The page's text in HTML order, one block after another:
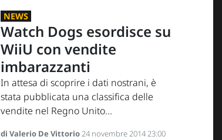
NEWS
Watch Dogs esordisce su
WiiU con vendite
imbarazzanti
In attesa di scoprire i dati nostrani, è
stata pubblicata una classifica delle
vendite nel Regno Unito...
di Valerio De Vittorio24 novembre 2014 23:00